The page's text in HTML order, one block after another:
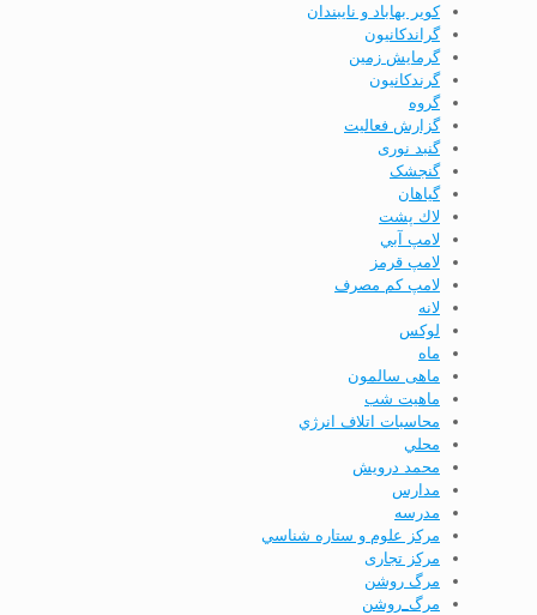
کویر بهاباد و نایبندان
گراندكانيون
گرمایش زمین
گرندکانیون
گروه
گزارش فعاليت
گنبد نوری
گنجشک
گياهان
لاك پشت
لامپ آبي
لامپ قرمز
لامپ كم مصرف
لانه
لوکس
ماه
ماهی سالمون
ماهیت شب
محاسبات اتلاف انرژي
محلي
محمد درویش
مدارس
مدرسه
مركز علوم و ستاره شناسي
مرکز تجاری
مرگ روشن
مرگ_روشن